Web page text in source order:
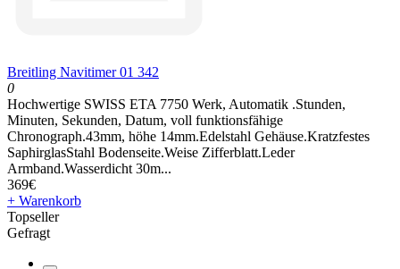
Breitling Navitimer 01 342
0
Hochwertige SWISS ETA 7750 Werk, Automatik .Stunden,
Minuten, Sekunden, Datum, voll funktionsfähige
Chronograph.43mm, höhe 14mm.Edelstahl Gehäuse.Kratzfestes
SaphirglasStahl Bodenseite.Weise Zifferblatt.Leder
Armband.Wasserdicht 30m...
369€
+ Warenkorb
Topseller
Gefragt